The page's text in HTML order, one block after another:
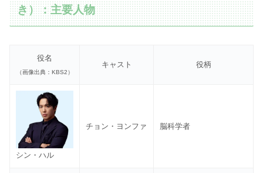
き）：主要人物
役名
（画像出典：KBS2）
キャスト 役柄
シン・ハル
チョン・ヨンファ 脳科学者